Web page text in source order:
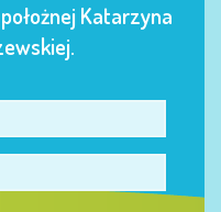
Katarzyna